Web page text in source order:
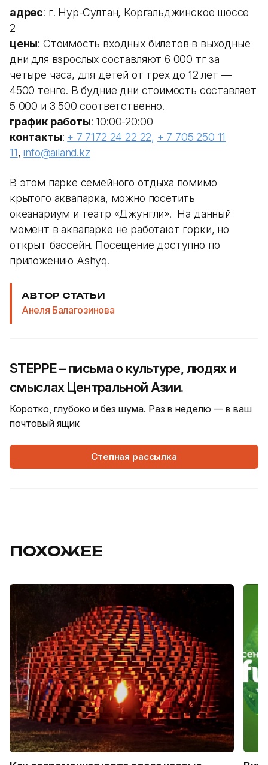
адрес: г. Нур-Султан, Коргальджинское шоссе
2
цены: Стоимость входных билетов в выходные
дни для взрослых составляют 6 000 тг за
четыре часа, для детей от трех до 12 лет —
4500 тенге. В будние дни стоимость составляет
5 000 и 3 500 соответственно.
график работы: 10:00-20:00
контакты: + 7 7172 24 22 22, + 7 705 250 11
11,info@ailand.kz
В этом парке семейного отдыха помимо
крытого аквапарка, можно посетить
океанариум и театр «Джунгли». На данный
момент в аквапарке не работают горки, но
открыт бассейн. Посещение доступно по
приложению Ashyq.
АВТОР СТАТЬИ
Анеля Балагозинова
STEPPE – письма о культуре, людях и
смыслах Центральной Азии.
Коротко, глубоко и без шума. Раз в неделю — в ваш
почтовый ящик
Степная рассылка
ПОХОЖЕЕ